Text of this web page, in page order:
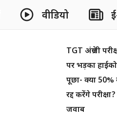
वीडियो
TGT अंग्रेजी
पर भड़का
पूछा- क्या
रद्द करेंगे
जवाब